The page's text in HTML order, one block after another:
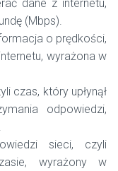
dane z internetu,
(Mbps).
o prędkości,
wyrażona w
czas, który upłynął
odpowiedzi,
sieci, czyli
wyrażony w